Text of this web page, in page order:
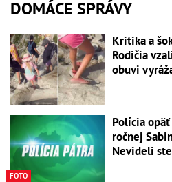
DOMÁCE SPRÁVY
Kritika a
Rodičia
obuvi
FOTO
Polícia
ročnej
Nevideli